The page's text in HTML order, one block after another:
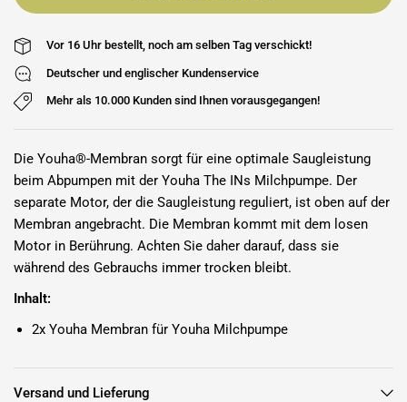
Vor 16 Uhr bestellt, noch am selben Tag verschickt!
Deutscher und englischer Kundenservice
Mehr als 10.000 Kunden sind Ihnen vorausgegangen!
Die Youha®-Membran sorgt für eine optimale Saugleistung
beim Abpumpen mit der Youha The INs Milchpumpe. Der
separate Motor, der die Saugleistung reguliert, ist oben auf der
Membran angebracht. Die Membran kommt mit dem losen
Motor in Berührung. Achten Sie daher darauf, dass sie
während des Gebrauchs immer trocken bleibt.
Inhalt:
2x Youha Membran für Youha Milchpumpe
Versand und Lieferung